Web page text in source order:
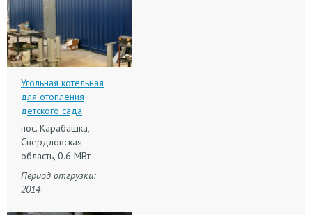
Угольная котельная
для отопления
детского сада
пос. Карабашка,
Свердловская
область, 0.6 МВт
Период отгрузки:
2014